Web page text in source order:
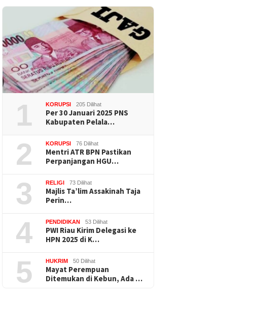
1 KORUPSI 205 Dilihat
Per 30 Januari 2025 PNS
Kabupaten Pelala…
2 KORUPSI 76 Dilihat
Mentri ATR BPN Pastikan
Perpanjangan HGU…
3 RELIGI 73 Dilihat
Majlis Ta’lim Assakinah Taja
Perin…
4 PENDIDIKAN 53 Dilihat
PWI Riau Kirim Delegasi ke
HPN 2025 di K…
5 HUKRIM 50 Dilihat
Mayat Perempuan
Ditemukan di Kebun, Ada …